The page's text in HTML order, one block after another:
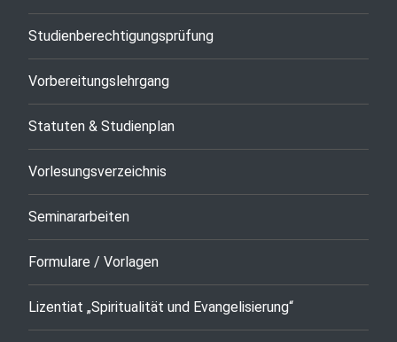
Studienberechtigungsprüfung
Vorbereitungslehrgang
Statuten & Studienplan
Vorlesungsverzeichnis
Seminararbeiten
Formulare / Vorlagen
Lizentiat „Spiritualität und Evangelisierung“